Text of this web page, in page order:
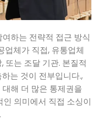
하는 전략적 접근 방식
업체가 직접, 유통업체
또는 조달 기관. 본질적
는 것이 전부입니다.,
해 더 많은 통제권을
의미에서 직접 소싱이